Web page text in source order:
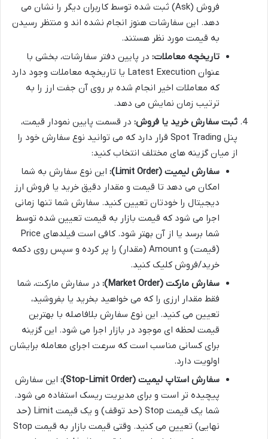
فروش (Ask) ثبت شده توسط کاربران دیگر را نشان می
دهد. این سفارشات هنوز انجام نشده اند و منتظر رسیدن
به قیمت مورد نظر هستند.
تاریخچه معاملات: در پایین دفتر سفارشات، بخشی با
عنوان Latest Execution یا تاریخچه معاملات وجود دارد
که معاملات اخیر انجام شده بر روی آن جفت ارز را به
ترتیب زمان نمایش می دهد.
ثبت سفارش خرید یا فروش: در قسمت پایین نمودار قیمت،
پنل Spot Trading قرار دارد که می توانید نوع سفارش خود را
از میان گزینه های مختلف انتخاب کنید:
سفارش لیمیت (Limit Order):
این نوع سفارش به شما
امکان می دهد تا قیمت و مقدار دقیق خرید یا فروش ارز
دیجیتال را خودتان تعیین کنید. سفارش شما تنها زمانی
اجرا می شود که قیمت بازار به قیمت تعیین شده توسط
شما برسد یا از آن بهتر شود. کافی است فیلدهای Price
(قیمت) و Amount (مقدار) را پر کرده و سپس روی دکمه
خرید/فروش کلیک کنید.
سفارش مارکت (Market Order):
در سفارش مارکت، شما
فقط مقدار ارزی را که می خواهید بخرید یا بفروشید،
تعیین می کنید. این نوع سفارش بلافاصله با بهترین
قیمت لحظه ای موجود در بازار اجرا می شود. این گزینه
برای کسانی مناسب است که سرعت اجرای معامله برایشان
اولویت دارد.
سفارش استاپ لیمیت (Stop-Limit Order):
این سفارش
پیچیده تر است و برای مدیریت ریسک استفاده می شود.
شما یک قیمت Stop (حد توقف) و یک قیمت Limit (حد
نهایی) تعیین می کنید. وقتی قیمت بازار به قیمت Stop